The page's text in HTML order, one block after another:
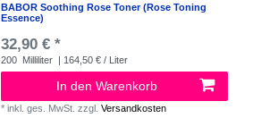
BABOR Soothing Rose Toner (Rose Toning
Essence)
32,90 € *
200 Milliliter | 164,50 € / Liter
In den Warenkorb
*inkl. ges. MwSt. zzgl.Versandkosten